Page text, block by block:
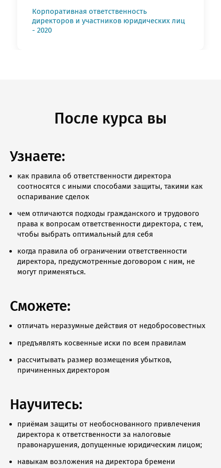
Корпоративная ответственность
директоров и участников юридических лиц
- 2020
После курса вы
Узнаете:
как правила об ответственности директора
соотносятся с иными способами защиты, такими как
оспаривание сделок
чем отличаются подходы гражданского и трудового
права к вопросам ответственности директора, с тем,
чтобы выбрать оптимальный для себя
когда правила об ограничении ответственности
директора, предусмотренные договором с ним, не
могут применяться.
Сможете:
отличать неразумные действия от недобросовестных
предъявлять косвенные иски по всем правилам
рассчитывать размер возмещения убытков,
причиненных директором
Научитесь:
приёмам защиты от необоснованного привлечения
директора к ответственности за налоговые
правонарушения, допущенные юридическим лицом;
навыкам возложения на директора бремени